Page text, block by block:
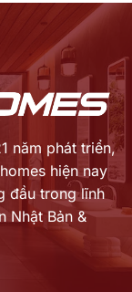
2.350.000 ₫.
2.060.000 ₫.
năm phát triển,
hiện nay
đầu trong lĩnh
Nhật Bản &